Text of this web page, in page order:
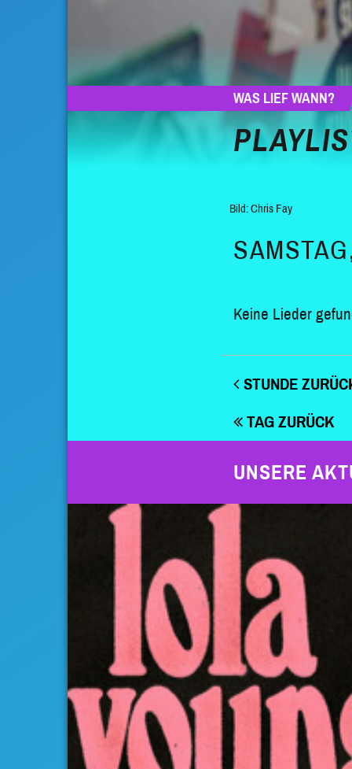
WAS LIEF WANN?
Bild: Chris Fay
Keine Lieder
STUNDE
TAG ZURÜCK
UNSERE